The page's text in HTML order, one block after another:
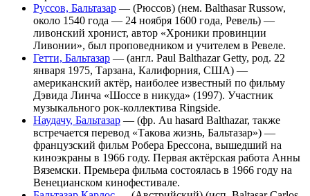
Руссов, Бальтазар — (Рюссов) (нем. Balthasar Russow,
около 1540 года — 24 ноября 1600 года, Ревель) —
ливонский хронист, автор «Хроники провинции
Ливонии», был проповедником и учителем в Ревеле.
Гетти, Бальтазар — (англ. Paul Balthazar Getty, род. 22
января 1975, Тарзана, Калифорния, США) —
американский актёр, наиболее известный по фильму
Дэвида Линча «Шоссе в никуда» (1997). Участник
музыкального рок-коллектива Ringside.
Наудачу, Бальтазар — (фр. Au hasard Balthazar, также
встречается перевод «Такова жизнь, Бальтазар») —
французский фильм Робера Брессона, вышедший на
киноэкраны в 1966 году. Первая актёрская работа Анны
Вяземски. Премьера фильма состоялась в 1966 году на
Венецианском кинофестивале.